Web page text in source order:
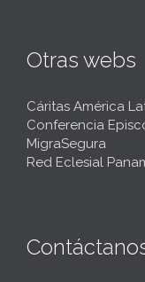
Otras webs
Cáritas América
Conferencia
MigraSegura
Red Eclesial